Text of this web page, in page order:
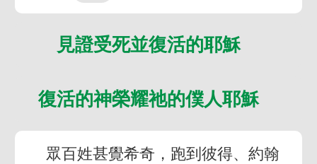
見證受死並復活的耶穌
復活的神榮耀祂的僕人耶穌
眾百姓甚覺希奇，跑到彼得、約翰